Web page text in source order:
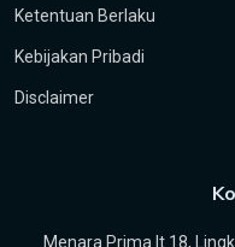
Ketentuan Berlaku
Kebijakan Pribadi
Disclaimer
Menara Prima lt 18,